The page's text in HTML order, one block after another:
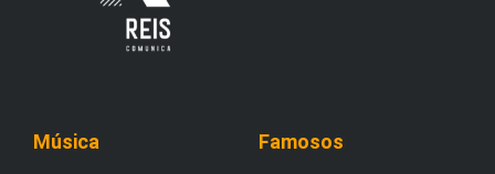
Música Famosos